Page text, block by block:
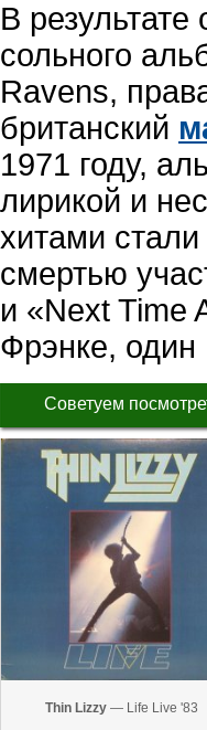
В результате
сольного
Ravens,
британский
1971 году,
лирикой и
хитами
смертью
и «Next Time
Фрэнке, один
Советуем
Thin Lizzy — Life Live '83